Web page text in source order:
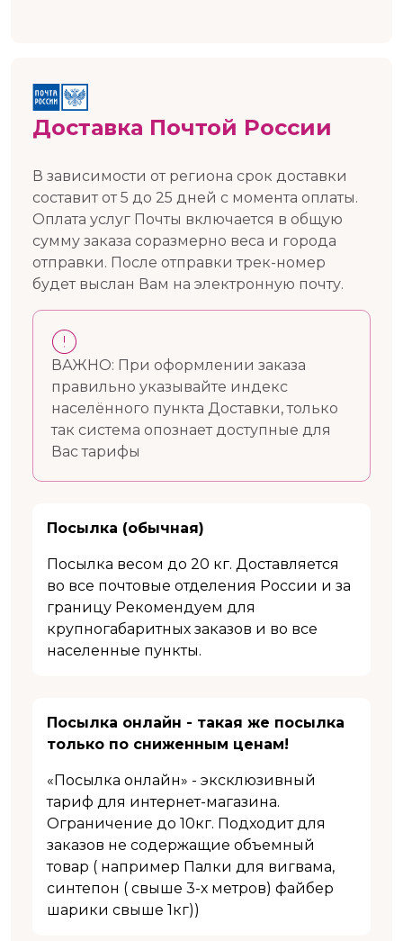
Доставка Почтой России
В зависимости от региона срок доставки
составит от 5 до 25 дней с момента оплаты.
Оплата услуг Почты включается в общую
сумму заказа соразмерно веса и города
отправки. После отправки трек-номер
будет выслан Вам на электронную почту.
ВАЖНО: При оформлении заказа
правильно указывайте индекс
населённого пункта Доставки, только
так система опознает доступные для
Вас тарифы
Посылка (обычная)
Посылка весом до 20 кг. Доставляется
во все почтовые отделения России и за
границу Рекомендуем для
крупногабаритных заказов и во все
населенные пункты.
Посылка онлайн - такая же посылка
только по сниженным ценам!
«Посылка онлайн» - эксклюзивный
тариф для интернет-магазина.
Ограничение до 10кг. Подходит для
заказов не содержащие объемный
товар ( например Палки для вигвама,
синтепон ( свыше 3-х метров) файбер
шарики свыше 1кг))